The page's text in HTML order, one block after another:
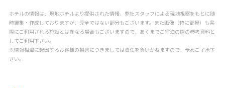
ホテルの情報は、現地ホテルより提供された情報、弊社スタッフによる現地視察をもとに随
時編集・作成しておりますが、完全ではない部分もございます。また画像（特に部屋）も実
際にご利用される施設とは異なる場合もございますので、あくまでご宿泊の際の参考資料と
してご利用下さい。
※情報相違に起因するお客様の損害につきましては責任を負いかねますので、予めご了承下
さい。